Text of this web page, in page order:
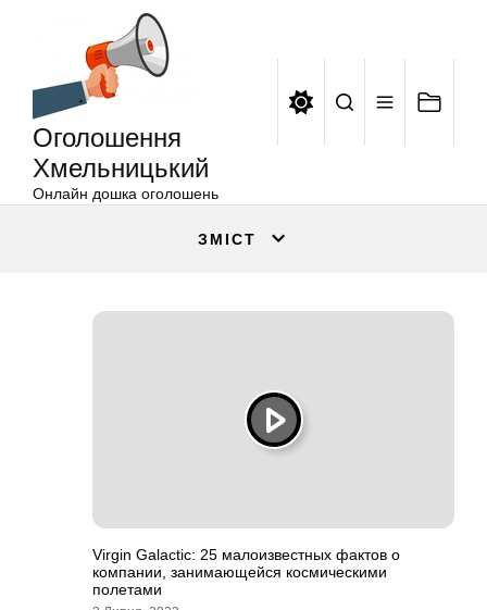
Оголошення
Хмельницький
Онлайн дошка оголошень
ЗМІСТ
Virgin Galactic: 25 малоизвестных фактов о
компании, занимающейся космическими
полетами